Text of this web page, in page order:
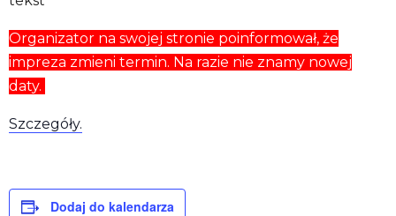
Organizator na swojej stronie poinformował, że
impreza zmieni termin. Na razie nie znamy nowej
daty.
Szczegóły.
Dodaj do kalendarza